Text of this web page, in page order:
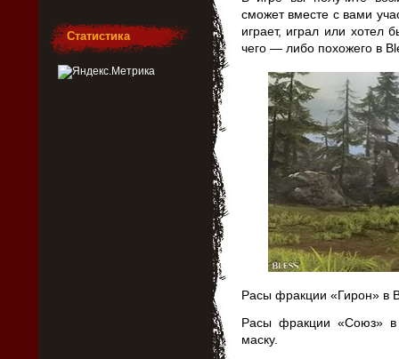
сможет вместе с вами
играет, играл или хотел
чего — либо похожего в
Расы фракции «Гирон» в
Расы фракции «Союз» в
маску.
Статистика